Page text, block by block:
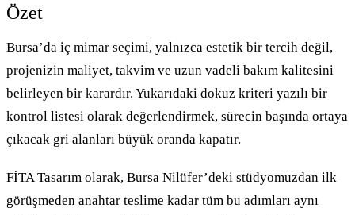
Özet
Bursa’da iç mimar seçimi, yalnızca estetik bir tercih değil,
projenizin maliyet, takvim ve uzun vadeli bakım kalitesini
belirleyen bir karardır. Yukarıdaki dokuz kriteri yazılı bir
kontrol listesi olarak değerlendirmek, sürecin başında ortaya
çıkacak gri alanları büyük oranda kapatır.
FİTA Tasarım olarak, Bursa Nilüfer’deki stüdyomuzdan ilk
görüşmeden anahtar teslime kadar tüm bu adımları aynı